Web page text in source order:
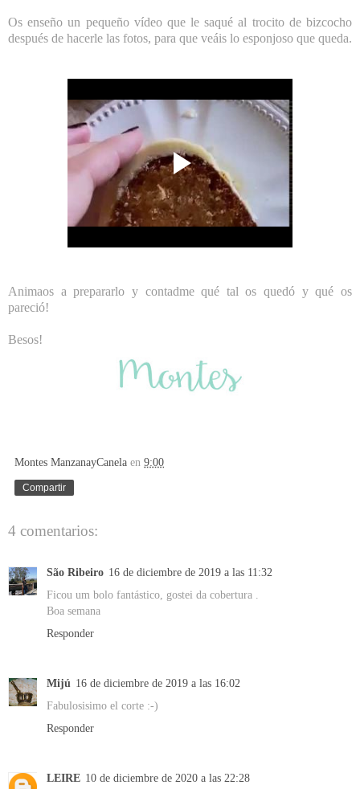
Os enseño un pequeño vídeo que le saqué al trocito de bizcocho
después de hacerle las fotos, para que veáis lo esponjoso que queda.
Animaos a prepararlo y contadme qué tal os quedó y qué os
pareció!
Besos!
Montes ManzanayCanela en 9:00
Compartir
4 comentarios:
São Ribeiro 16 de diciembre de 2019 a las 11:32
Ficou um bolo fantástico, gostei da cobertura .
Boa semana
Responder
Mijú 16 de diciembre de 2019 a las 16:02
Fabulosisimo el corte :-)
Responder
LEIRE 10 de diciembre de 2020 a las 22:28